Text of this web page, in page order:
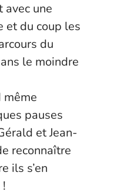
une
et du coup les
du
le moindre
même
pauses
et Jean-
reconnaître
ils s’en